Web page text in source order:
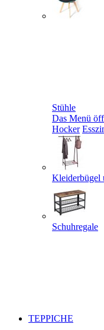
Stühle
Das Menü
Hocker
Kleiderbügel
Schuhregale
TEPPICHE